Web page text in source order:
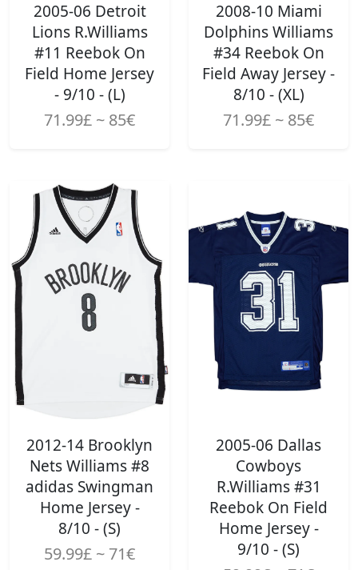
2005-06 Detroit
Lions R.Williams
#11 Reebok On
Field Home Jersey
- 9/10 - (L)
71.99£ ~ 85€
2008-10 Miami
Dolphins Williams
#34 Reebok On
Field Away Jersey -
8/10 - (XL)
71.99£ ~ 85€
2012-14 Brooklyn
Nets Williams #8
adidas Swingman
Home Jersey -
8/10 - (S)
59.99£ ~ 71€
2005-06 Dallas
Cowboys
R.Williams #31
Reebok On Field
Home Jersey -
9/10 - (S)